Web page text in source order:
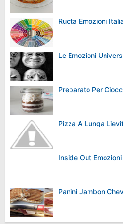
Ruota Emozioni
Le Emozioni
Preparato Per
Pizza A Lunga
Inside Out
Panini Jambon